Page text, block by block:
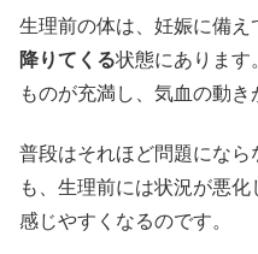
生理前の体は、妊娠に備え
降りてくる状態にあります
ものが充満し、気血の動き
普段はそれほど問題にな
も、生理前には状況が悪
感じやすくなるのです。